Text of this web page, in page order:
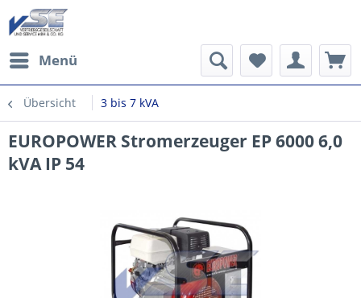
Menü
Übersicht 3 bis 7 kVA
EUROPOWER Stromerzeuger EP 6000 6,0
kVA IP 54